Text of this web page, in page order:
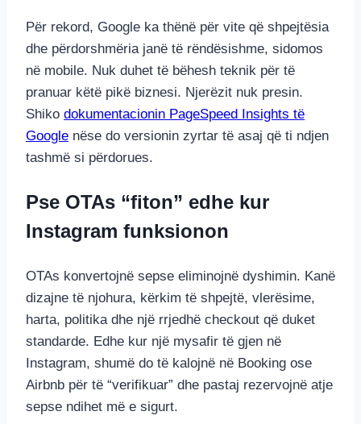
Për rekord, Google ka thënë për vite që shpejtësia
dhe përdorshmëria janë të rëndësishme, sidomos
në mobile. Nuk duhet të bëhesh teknik për të
pranuar këtë pikë biznesi. Njerëzit nuk presin.
Shiko dokumentacionin PageSpeed Insights të
Google nëse do versionin zyrtar të asaj që ti ndjen
tashmë si përdorues.
Pse OTAs “fiton” edhe kur
Instagram funksionon
OTAs konvertojnë sepse eliminojnë dyshimin. Kanë
dizajne të njohura, kërkim të shpejtë, vlerësime,
harta, politika dhe një rrjedhë checkout që duket
standarde. Edhe kur një mysafir të gjen në
Instagram, shumë do të kalojnë në Booking ose
Airbnb për të “verifikuar” dhe pastaj rezervojnë atje
sepse ndihet më e sigurt.